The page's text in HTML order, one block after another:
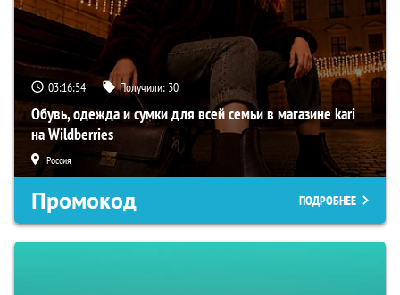
03:16:53 Получили: 30
Обувь, одежда и сумки для всей семьи в магазине kari
на Wildberries
Россия
Промокод ПОДРОБНЕЕ